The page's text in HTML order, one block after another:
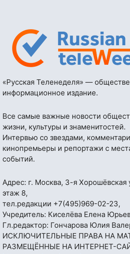
«Русская Теленеделя» —
информационное издание.
Все самые важные новости
жизни, культуры и знаменитостей.
Интервью со звездами,
кинопремьеры и репортажи с
событий.
Адрес: г. Москва, 3-я Хорошёвская
этаж 8,
тел.редакции +7(495)969-02-23,
Учредитель: Киселёва Елена
Гл.редактор: Гончарова Юлия
ИСКЛЮЧИТЕЛЬНЫЕ ПРАВА НА
РАЗМЕЩЁННЫЕ НА ИНТЕРНЕТ-